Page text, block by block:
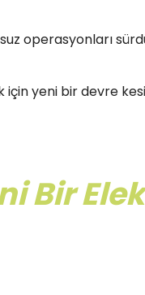
operasyonları
yeni bir devre
Bir